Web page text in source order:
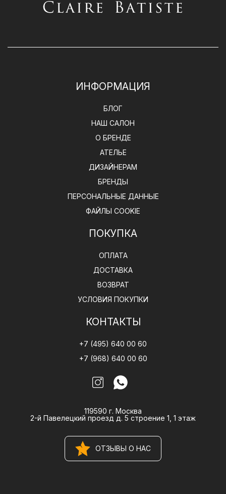
Компактный размер делает подушки удобными для
Преимущества подушек 40х40
Универсальный размер для сна и отдыха.
Мягкая структура обеспечивает комфортное
Подходит для использования в спальне и зоне
Комфорт и расслабление
Подушки помогают создать уютную атмосферу в
Обеспечивают дополнительную мягкость и
Это практичный элемент для повседневного
Качество сна и отдыха
Подушки способствуют расслаблению и
ИНФОРМАЦИЯ
БЛОГ
НАШ САЛОН
О БРЕНДЕ
АТЕЛЬЕ
ДИЗАЙНЕРАМ
БРЕНДЫ
ПЕРСОНАЛЬНЫЕ ДАННЫЕ
ФАЙЛЫ COOKIE
ПОКУПКА
ОПЛАТА
ДОСТАВКА
ВОЗВРАТ
УСЛОВИЯ ПОКУПКИ
КОНТАКТЫ
+7 (495) 640 00 60
+7 (968) 640 00 60
119590 г. Москва
2-й Павелецкий проезд д. 5 строение 1, 1 этаж
ОТЗЫВЫ О НАС